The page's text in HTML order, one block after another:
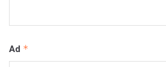
Ad *